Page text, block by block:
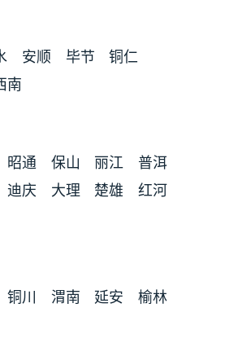
安顺 毕节
铜仁
南
昭通 保山 丽江
普洱
迪庆 大理 楚雄
红河
铜川 渭南 延安
榆林